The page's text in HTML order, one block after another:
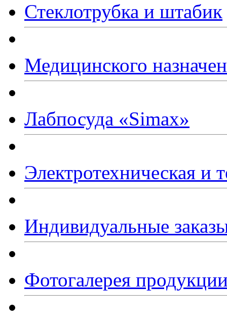
Стеклотрубка и штабик
Медицинского
Лабпосуда «Simax»
Электротехническая и
Индивидуальные
Фотогалерея